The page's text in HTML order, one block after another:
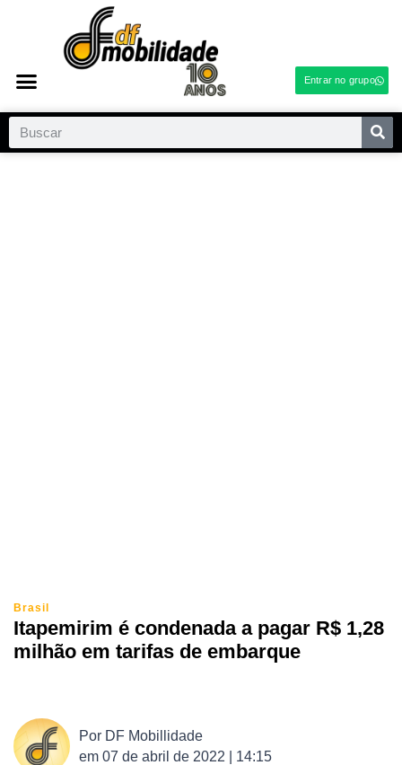
Entrar no grupo
Brasil
Itapemirim é condenada a pagar R$ 1,28
milhão em tarifas de embarque
Por DF Mobillidade
em 07 de abril de 2022 | 14:15